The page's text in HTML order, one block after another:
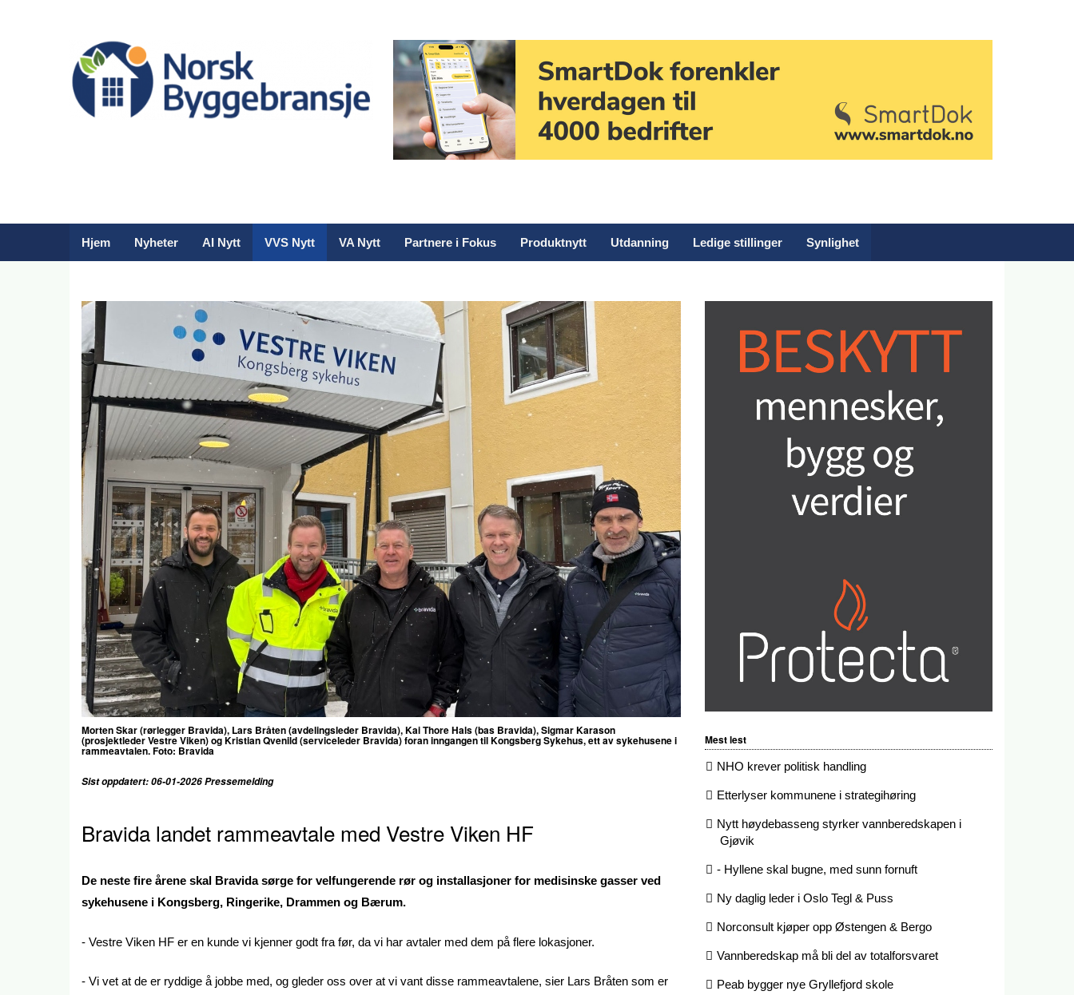
Hjem Nyheter AI Nytt VVS Nytt VA Nytt Partnere i Fokus Produktnytt Utdanning Ledige stillinger Synlighet
Morten Skar (rørlegger Bravida), Lars Bråten (avdelingsleder Bravida), Kai Thore Hals (bas Bravida), Sigmar Karason
(prosjektleder Vestre Viken) og Kristian Qvenild (serviceleder Bravida) foran inngangen til Kongsberg Sykehus, ett av sykehusene i
rammeavtalen. Foto: Bravida
Sist oppdatert: 06-01-2026 Pressemelding
Bravida landet rammeavtale med Vestre Viken HF
De neste fire årene skal Bravida sørge for velfungerende rør og installasjoner for medisinske gasser ved
sykehusene i Kongsberg, Ringerike, Drammen og Bærum.
- Vestre Viken HF er en kunde vi kjenner godt fra før, da vi har avtaler med dem på flere lokasjoner.
- Vi vet at de er ryddige å jobbe med, og gleder oss over at vi vant disse rammeavtalene, sier Lars Bråten som er
Mest lest
NHO krever politisk handling
Etterlyser kommunene i strategihøring
Nytt høydebasseng styrker vannberedskapen i
Gjøvik
- Hyllene skal bugne, med sunn fornuft
Ny daglig leder i Oslo Tegl & Puss
Norconsult kjøper opp Østengen & Bergo
Vannberedskap må bli del av totalforsvaret
Peab bygger nye Gryllefjord skole